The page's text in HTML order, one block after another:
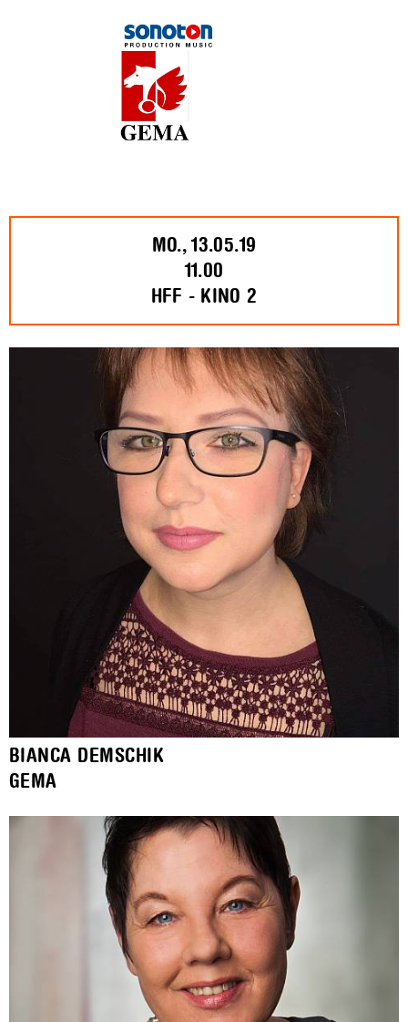
MO., 13.05.19
11.00
HFF - KINO 2
BIANCA DEMSCHIK
GEMA